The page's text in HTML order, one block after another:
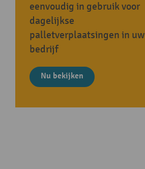
eenvoudig in gebruik voor
dagelijkse
palletverplaatsingen in uw
bedrijf
Nu bekijken